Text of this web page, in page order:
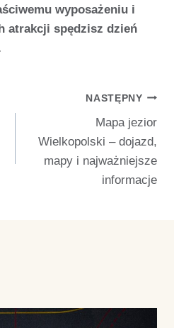
wyposażeniu i
atrakcji spędzisz dzień
NASTĘPNY
Mapa jezior
Wielkopolski – dojazd,
mapy i najważniejsze
informacje